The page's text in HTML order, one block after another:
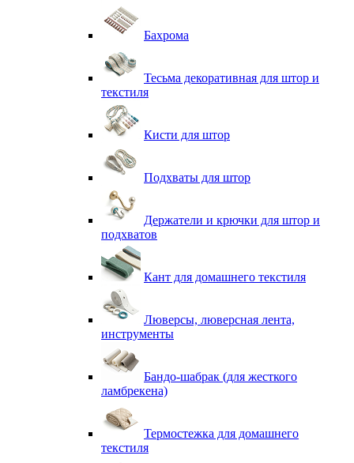
Бахрома
Тесьма декоративная для штор и
текстиля
Кисти для штор
Подхваты для штор
Держатели и крючки для штор и
подхватов
Кант для домашнего текстиля
Люверсы, люверсная лента,
инструменты
Бандо-шабрак (для жесткого
ламбрекена)
Термостежка для домашнего
текстиля